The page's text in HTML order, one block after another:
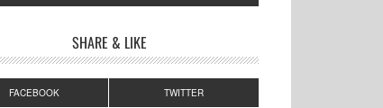
SHARE & LIKE
FACEBOOK TWITTER